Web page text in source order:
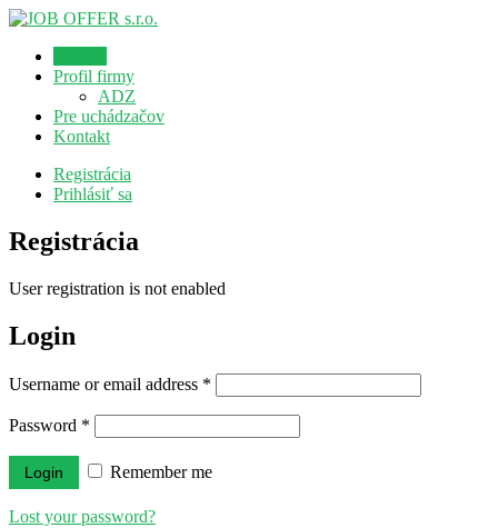
Profil firmy
ADZ
Pre uchádzačov
Kontakt
Registrácia
Prihlásiť sa
Registrácia
User registration is not enabled
Login
Username or email address *
Password *
Remember me
Lost your password?